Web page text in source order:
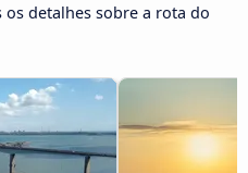
detalhes sobre a rota do